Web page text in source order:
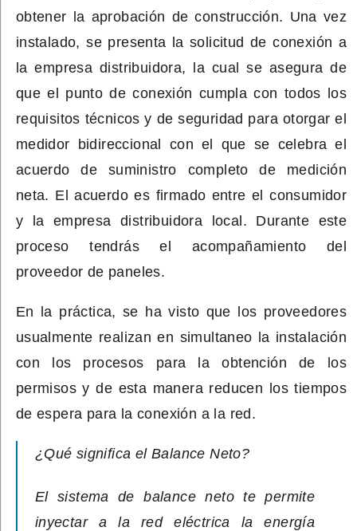
obtener la aprobación de construcción. Una vez
instalado, se presenta la solicitud de conexión a
la empresa distribuidora, la cual se asegura de
que el punto de conexión cumpla con todos los
requisitos técnicos y de seguridad para otorgar el
medidor bidireccional con el que se celebra el
acuerdo de suministro completo de medición
neta. El acuerdo es firmado entre el consumidor
y la empresa distribuidora local. Durante este
proceso tendrás el acompañamiento del
proveedor de paneles.
En la práctica, se ha visto que los proveedores
usualmente realizan en simultaneo la instalación
con los procesos para la obtención de los
permisos y de esta manera reducen los tiempos
de espera para la conexión a la red.
¿Qué significa el Balance Neto?
El sistema de balance neto te permite
inyectar a la red eléctrica la energía